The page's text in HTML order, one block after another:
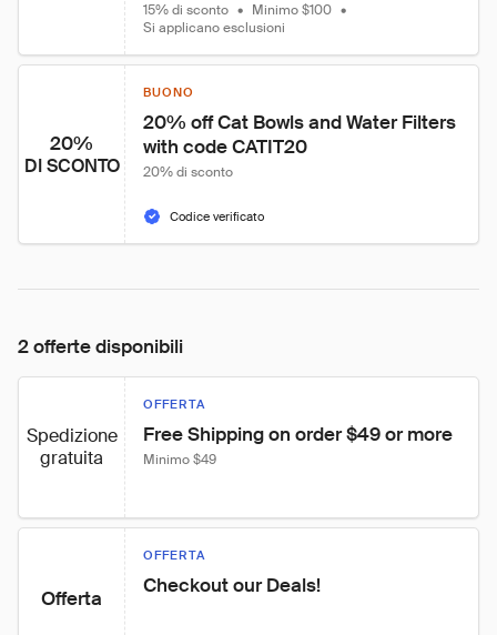
15% di sconto • Minimo $100 •
Si applicano esclusioni
20%
DI SCONTO
BUONO
20% off Cat Bowls and Water Filters
with code CATIT20
20% di sconto
Codice verificato
2 offerte disponibili
Spedizione
gratuita
OFFERTA
Free Shipping on order $49 or more
Minimo $49
Offerta
OFFERTA
Checkout our Deals!